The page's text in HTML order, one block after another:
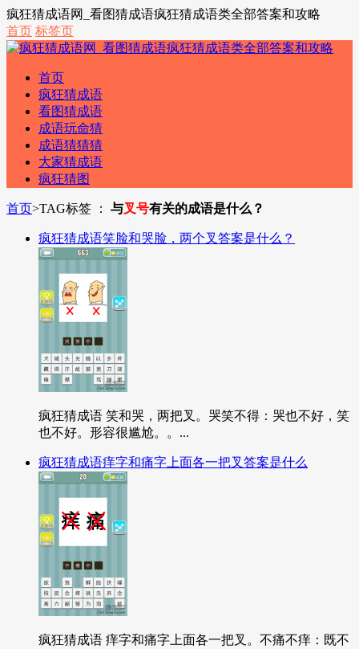
疯狂猜成语网_看图猜成语疯狂猜成语类全部答案和攻略
首页 标签页
首页
疯狂猜成语
看图猜成语
成语玩命猜
成语猜猜猜
大家猜成语
疯狂猜图
首页>TAG标签 ： 与叉号有关的成语是什么？
疯狂猜成语笑脸和哭脸，两个叉答案是什么？
疯狂猜成语 笑和哭，两把叉。哭笑不得：哭也不好，笑
也不好。形容很尴尬。。...
疯狂猜成语痒字和痛字上面各一把叉答案是什么
疯狂猜成语 痒字和痛字上面各一把叉。不痛不痒：既不